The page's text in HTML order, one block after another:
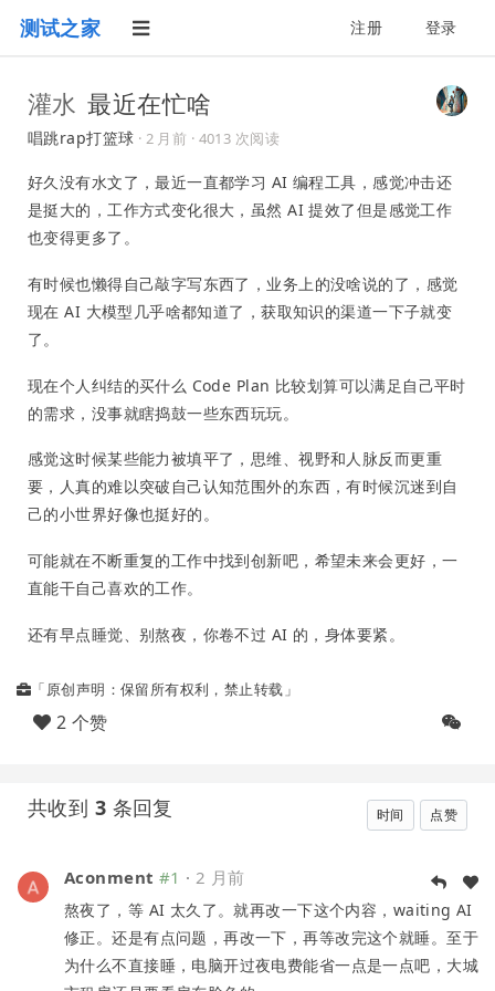
测试之家 注册 登录
灌水 最近在忙啥
唱跳rap打篮球 · 2 月前 · 4013 次阅读
好久没有水文了，最近一直都学习 AI 编程工具，感觉冲击还
是挺大的，工作方式变化很大，虽然 AI 提效了但是感觉工作
也变得更多了。
有时候也懒得自己敲字写东西了，业务上的没啥说的了，感觉
现在 AI 大模型几乎啥都知道了，获取知识的渠道一下子就变
了。
现在个人纠结的买什么 Code Plan 比较划算可以满足自己平时
的需求，没事就瞎捣鼓一些东西玩玩。
感觉这时候某些能力被填平了，思维、视野和人脉反而更重
要，人真的难以突破自己认知范围外的东西，有时候沉迷到自
己的小世界好像也挺好的。
可能就在不断重复的工作中找到创新吧，希望未来会更好，一
直能干自己喜欢的工作。
还有早点睡觉、别熬夜，你卷不过 AI 的，身体要紧。
「原创声明：保留所有权利，禁止转载」
2 个赞
共收到 3 条回复 时间 点赞
Aconment #1 · 2 月前
熬夜了，等 AI 太久了。就再改一下这个内容，waiting AI
修正。还是有点问题，再改一下，再等改完这个就睡。至于
为什么不直接睡，电脑开过夜电费能省一点是一点吧，大城